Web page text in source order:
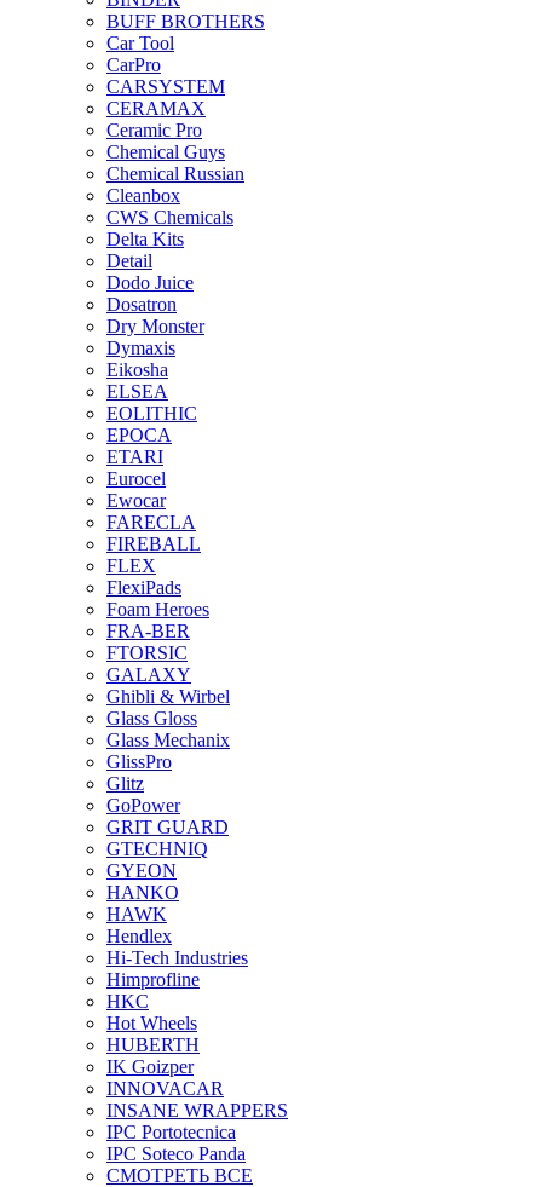
BUFF BROTHERS
Car Tool
CarPro
CARSYSTEM
CERAMAX
Ceramic Pro
Chemical Guys
Chemical Russian
Cleanbox
CWS Chemicals
Delta Kits
Detail
Dodo Juice
Dosatron
Dry Monster
Dymaxis
Eikosha
ELSEA
EOLITHIC
EPOCA
ETARI
Eurocel
Ewocar
FARECLA
FIREBALL
FLEX
FlexiPads
Foam Heroes
FRA-BER
FTORSIC
GALAXY
Ghibli & Wirbel
Glass Gloss
Glass Mechanix
GlissPro
Glitz
GoPower
GRIT GUARD
GTECHNIQ
GYEON
HANKO
HAWK
Hendlex
Hi-Tech Industries
Himprofline
HKC
Hot Wheels
HUBERTH
IK Goizper
INNOVACAR
INSANE WRAPPERS
IPC Portotecnica
IPC Soteco Panda
СМОТРЕТЬ ВСЕ